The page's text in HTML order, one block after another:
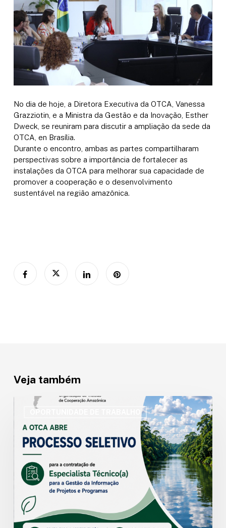
No dia de hoje, a Diretora Executiva da OTCA, Vanessa
Grazziotin, e a Ministra da Gestão e da Inovação, Esther
Dweck, se reuniram para discutir a ampliação da sede da
OTCA, en Brasília.
Durante o encontro, ambas as partes compartilharam
perspectivas sobre a importância de fortalecer as
instalações da OTCA para melhorar sua capacidade de
promover a cooperação e o desenvolvimento
sustentável na região amazônica.
Veja também
OTCA
processo
para
Especialista
Técnico(a)
em
Informação
de